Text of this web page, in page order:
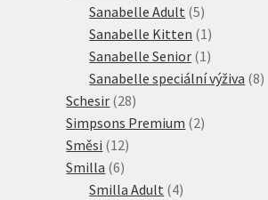
produktů
Sanabelle Adult 55
produktů
Sanabelle Kitten 1 1
produkt
Sanabelle Senior 1 1
produkt
Sanabelle speciální výživa 88
Schesir 2828
produktů
Simpsons Premium 22
Směsi 1212
Smilla 66
produktů
Smilla Adult 44